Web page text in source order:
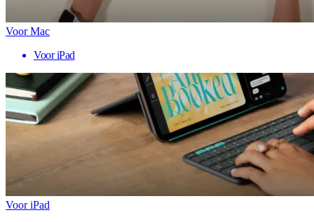
Voor Mac
Voor iPad
Voor iPad